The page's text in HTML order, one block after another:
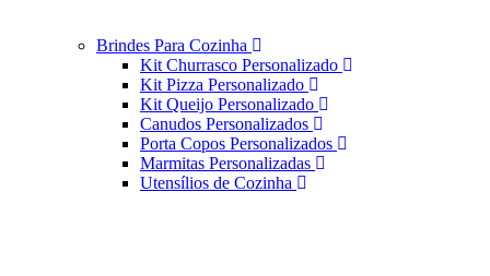
Brindes Para Cozinha
Kit Churrasco Personalizado
Kit Pizza Personalizado
Kit Queijo Personalizado
Canudos Personalizados
Porta Copos Personalizados
Marmitas Personalizadas
Utensílios de Cozinha